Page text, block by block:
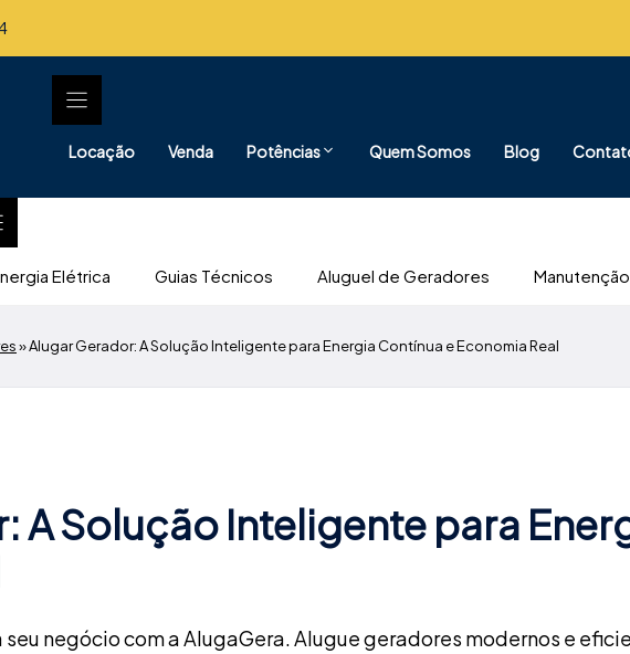
Locação Venda Potências Quem Somos Blog
Elétrica
Guias Técnicos Aluguel de Geradores
»Alugar Gerador: A Solução Inteligente para Energia Contínua e Economia Real
A Solução Inteligente para
negócio com a AlugaGera. Alugue geradores modernos e